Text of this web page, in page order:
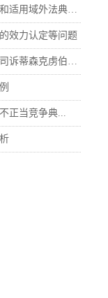
用域外法典型...
效力认定等问题
蒂森克虏伯冶...
正当竞争典...